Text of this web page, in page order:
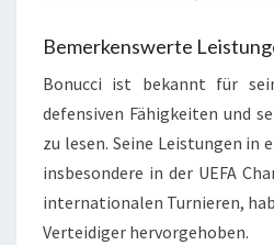
Bemerkenswerte
Bonucci ist bekannt für
defensiven Fähigkeiten und
zu lesen. Seine Leistungen in
insbesondere in der UEFA
internationalen Turnieren,
Verteidiger hervorgehoben.